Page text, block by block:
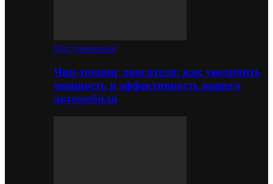
Обслуживание
Чип-тюнинг двигателя: как увеличить
мощность и эффективность вашего
автомобиля